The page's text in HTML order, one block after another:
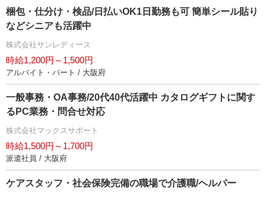
梱包・仕分け・検品/日払いOK1日勤務も可 簡単シール貼り
などシニアも活躍中
株式会社サンレディース
時給1,200円～1,500円
アルバイト・パート / 大阪府
一般事務・OA事務/20代40代活躍中 カタログギフトに関す
るPC業務・問合せ対応
株式会社マックスサポート
時給1,500円～1,700円
派遣社員 / 大阪府
ケアスタッフ・社会保険完備の職場で介護職/ヘルパー